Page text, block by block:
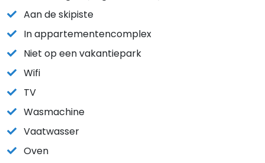
Aan de skipiste
In appartementencomplex
Niet op een vakantiepark
Wifi
TV
Wasmachine
Vaatwasser
Oven